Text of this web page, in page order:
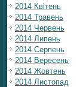
2014 Квітень
2014 Травень
2014 Червень
2014 Липень
2014 Серпень
2014 Вересень
2014 Жовтень
2014 Листопад